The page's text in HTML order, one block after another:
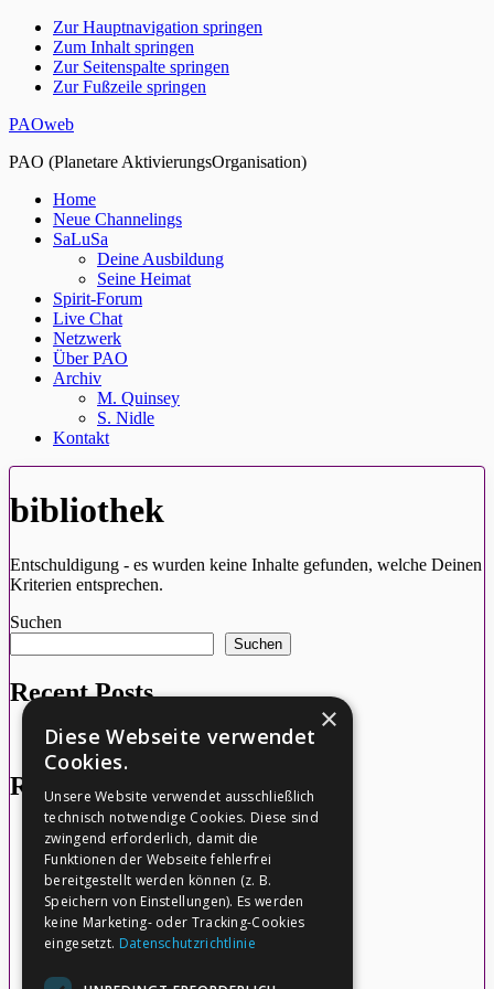
Zur Hauptnavigation springen
Zum Inhalt springen
Zur Seitenspalte springen
Zur Fußzeile springen
PAOweb
PAO (Planetare AktivierungsOrganisation)
Home
Neue Channelings
SaLuSa
Deine Ausbildung
Seine Heimat
Spirit-Forum
Live Chat
Netzwerk
Über PAO
Archiv
M. Quinsey
S. Nidle
Kontakt
bibliothek
Entschuldigung - es wurden keine Inhalte gefunden, welche Deinen
Kriterien entsprechen.
Seitenspalte
Suchen
Suchen
Recent Posts
Hello world!
Recent Comments
Porn PicszuHello world!
Porn IPzu Hello world!
ExoWattszuHello world!
PornipzuHello world!
333985zuHello world!
×
Diese Webseite verwendet
Cookies.
Unsere Website verwendet ausschließlich
technisch notwendige Cookies. Diese sind
zwingend erforderlich, damit die
Funktionen der Webseite fehlerfrei
bereitgestellt werden können (z. B.
Speichern von Einstellungen). Es werden
keine Marketing- oder Tracking-Cookies
eingesetzt. Datenschutzrichtlinie